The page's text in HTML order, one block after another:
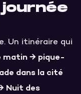
Un itinéraire qui
matin → pique-
dans la cité
Nuit des